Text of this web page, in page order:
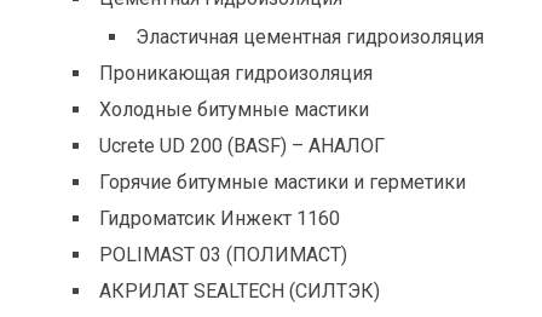
Эластичная цементная гидроизоляция
Проникающая гидроизоляция
Холодные битумные мастики
Ucrete UD 200 (BASF) – АНАЛОГ
Горячие битумные мастики и герметики
Гидроматсик Инжект 1160
POLIMAST 03 (ПОЛИМАСТ)
АКРИЛАТ SEALTECH (СИЛТЭК)